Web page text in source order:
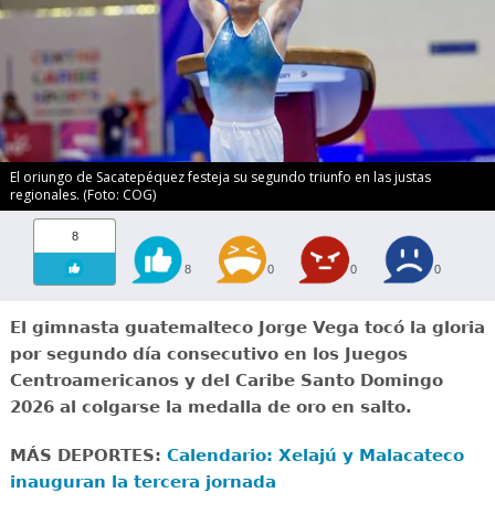
El oriungo de Sacatepéquez festeja su segundo triunfo en las justas
regionales. (Foto: COG)
8
8 0 0 0
El gimnasta guatemalteco Jorge Vega tocó la gloria
por segundo día consecutivo en los Juegos
Centroamericanos y del Caribe Santo Domingo
2026 al colgarse la medalla de oro en salto.
MÁS DEPORTES: Calendario: Xelajú y Malacateco
inauguran la tercera jornada